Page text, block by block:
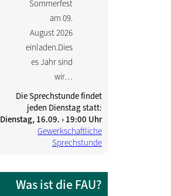
Sommerfest
am 09.
August 2026
einladen.Dies
es Jahr sind
wir…
Die Sprechstunde findet
jeden Dienstag statt:
Dienstag, 16.09. › 19:00 Uhr
Gewerkschaftliche
Sprechstunde
Was ist die FAU?